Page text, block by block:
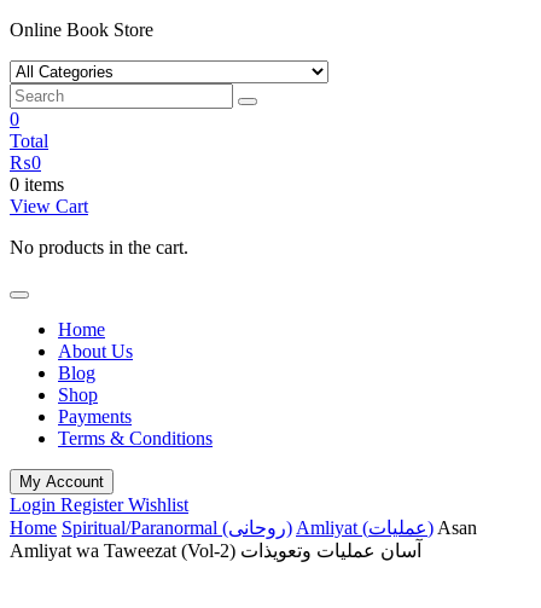
Online Book Store
0
Total
₨0
0 items
View Cart
No products in the cart.
Home
About Us
Blog
Shop
Payments
Terms & Conditions
My Account
Login RegisterWishlist
Home
Spiritual/Paranormal (روحانی) Amliyat (عملیات) Asan
Amliyat wa Taweezat (Vol-2) آسان عملیات وتعویذات